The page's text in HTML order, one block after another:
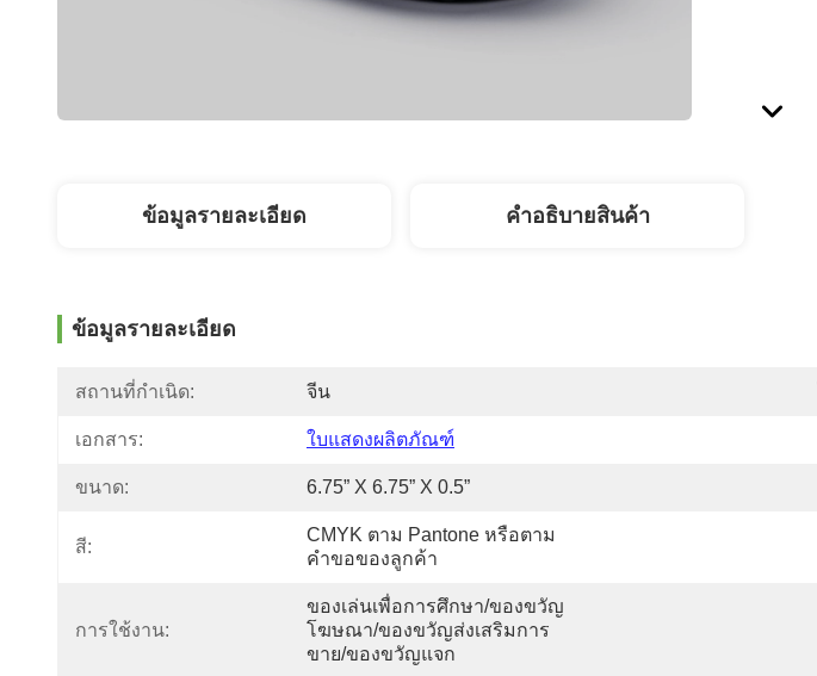
ข้อมูลรายละเอียด คําอธิบายสินค้า
ข้อมูลรายละเอียด
สถานที่กำเนิด: จีน
เอกสาร: ใบแสดงผลิตภัณฑ์
ขนาด: 6.75” X 6.75” X 0.5”
สี:
CMYK ตาม Pantone หรือตาม
คำขอของลูกค้า
การใช้งาน:
ของเล่นเพื่อการศึกษา/ของขวัญ
โฆษณา/ของขวัญส่งเสริมการ
ขาย/ของขวัญแจก